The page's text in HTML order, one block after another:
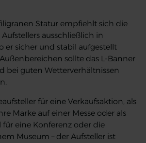
Statur empfiehlt sich die
ausschließlich in
er sicher und stabil aufgestellt
sollte das L-Banner
bei guten Wetterverhältnissen
für eine Verkaufsaktion, als
Marke auf einer Messe oder als
eine Konferenz oder die
Museum – der Aufsteller ist